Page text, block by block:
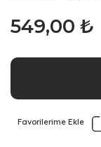
549,00 ₺